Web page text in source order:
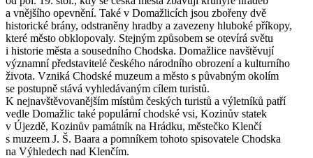
a vnějšího opevnění. Také v Domažlicích jsou zbořeny dvě
historické brány, odstraněny hradby a zavezeny hluboké příkopy,
které město obklopovaly. Stejným způsobem se otevírá světu
i historie města a sousedního Chodska. Domažlice navštěvují
významní představitelé českého národního obrození a kulturního
života. Vzniká Chodské muzeum a město s půvabným okolím
se postupně stává vyhledávaným cílem turistů.
K nejnavštěvovanějším místům českých turistů a výletníků patří
vedle Domažlic také populární chodské vsi, Kozinův statek
v Újezdě, Kozinův památník na Hrádku, městečko Klenčí
s muzeem J. Š. Baara a pomníkem tohoto spisovatele Chodska
na Výhledech nad Klenčím.